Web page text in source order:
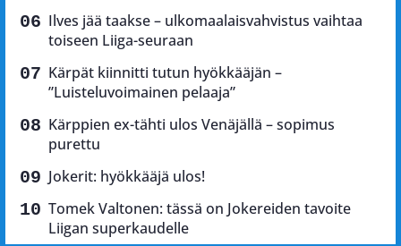
Ilves jää taakse – ulkomaalaisvahvistus vaihtaa
toiseen Liiga-seuraan
Kärpät kiinnitti tutun hyökkääjän –
”Luisteluvoimainen pelaaja”
Kärppien ex-tähti ulos Venäjällä – sopimus
purettu
Jokerit: hyökkääjä ulos!
Tomek Valtonen: tässä on Jokereiden tavoite
Liigan superkaudelle